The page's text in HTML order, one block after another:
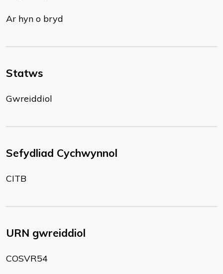
Ar hyn o bryd
Statws
Gwreiddiol
Sefydliad Cychwynnol
CITB
URN gwreiddiol
COSVR54